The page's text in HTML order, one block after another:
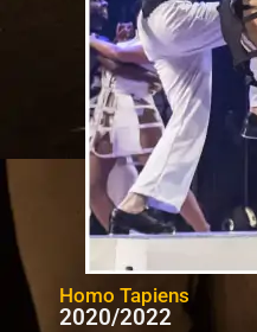
Homo Tapiens
2020/2022